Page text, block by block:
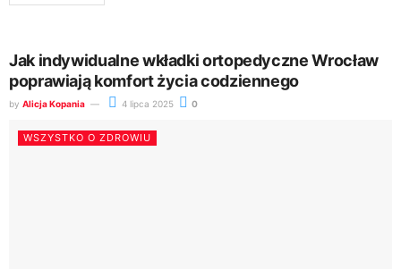
Jak indywidualne wkładki ortopedyczne Wrocław
poprawiają komfort życia codziennego
by Alicja Kopania 4 lipca 2025 0
WSZYSTKO O ZDROWIU